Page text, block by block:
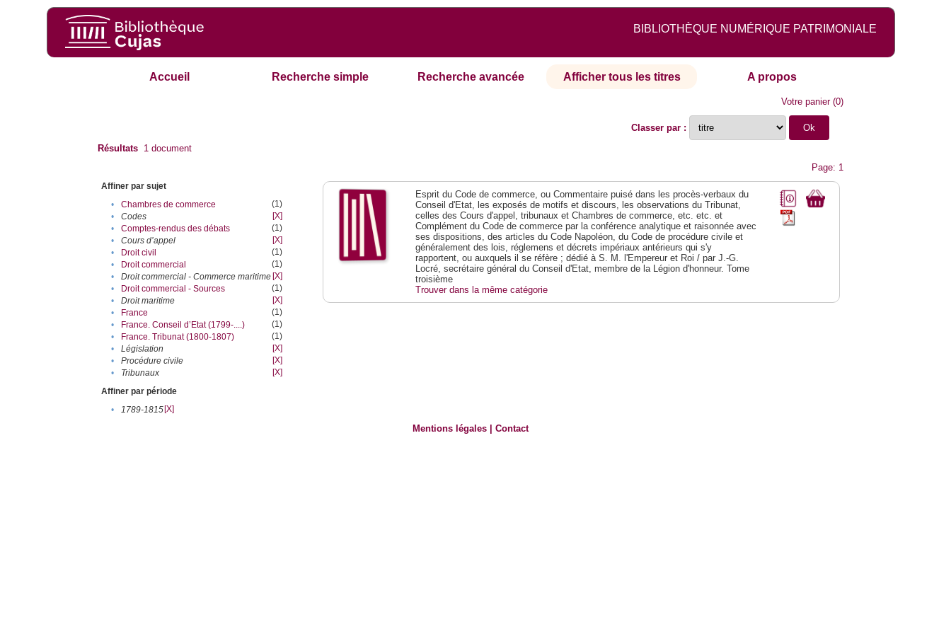
BIBLIOTHÈQUE NUMÉRIQUE PATRIMONIALE
Accueil Recherche simple Recherche avancée Afficher tous les titres A propos
Votre panier(0)
Classer par :
Résultats 1 document
Page: 1
Affiner par sujet
•
Chambres de commerce
(1)
•
Codes
[X]
•
Comptes-rendus des débats
(1)
•
Cours d’appel
[X]
•
Droit civil
(1)
•
Droit commercial
(1)
•
Droit commercial - Commerce maritime [X]
•
Droit commercial - Sources
(1)
•
Droit maritime
[X]
•
France
(1)
•
France. Conseil d’Etat (1799-....)
(1)
•
France. Tribunat (1800-1807)
(1)
•
Législation
[X]
•
Procédure civile
[X]
•
Tribunaux
[X]
Affiner par période
•
1789-1815[X]
Esprit du Code de commerce, ou Commentaire puisé dans les procès-verbaux du
Conseil d'Etat, les exposés de motifs et discours, les observations du Tribunat,
celles des Cours d'appel, tribunaux et Chambres de commerce, etc. etc. et
Complément du Code de commerce par la conférence analytique et raisonnée avec
ses dispositions, des articles du Code Napoléon, du Code de procédure civile et
généralement des lois, réglemens et décrets impériaux antérieurs qui s'y
rapportent, ou auxquels il se réfère ; dédié à S. M. l'Empereur et Roi / par J.-G.
Locré, secrétaire général du Conseil d'Etat, membre de la Légion d'honneur. Tome
troisième
Trouver dans la même catégorie
Mentions légales |Contact